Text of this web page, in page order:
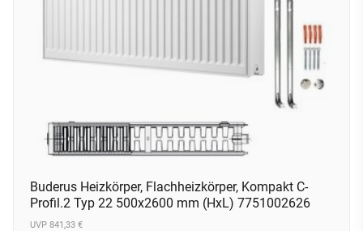
Buderus Heizkörper, Flachheizkörper, Kompakt C-
Profil.2 Typ 22 500x2600 mm (HxL) 7751002626
UVP 841,33 €